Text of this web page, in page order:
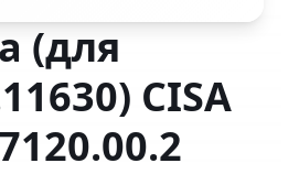
(для
CISA